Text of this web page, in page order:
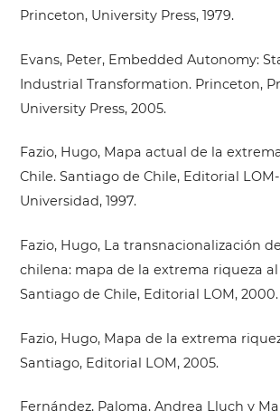
Princeton, University Press, 1979.
Evans, Peter, Embedded Autonomy:
Industrial Transformation. Princeton,
University Press, 2005.
Fazio, Hugo, Mapa actual de la
Chile. Santiago de Chile, Editorial LOM-
Universidad, 1997.
Fazio, Hugo, La transnacionalización
chilena: mapa de la extrema riqueza
Santiago de Chile, Editorial LOM, 2000.
Fazio, Hugo, Mapa de la extrema
Santiago, Editorial LOM, 2005.
Fernández, Paloma, Andrea Lluch y